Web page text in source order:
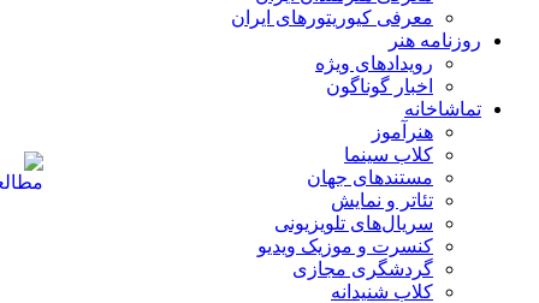
معرفی کیوریتورهای ایران
روزنامه هنر
رویدادهای ویژه
اخبار گوناگون
تماشاخانه
هنرآموز
کلاب سینما
مستندهای جهان
تئاتر و نمایش
سریال‌های تلویزیونی
کنسرت و موزیک ویدیو
گردشگری مجازی
کلاب شنیدانه